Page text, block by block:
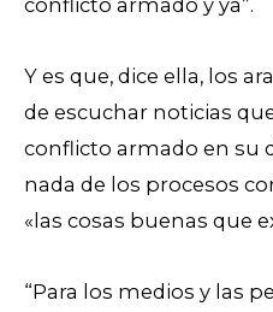
conflicto armado y ya”.
Y es que, dice ella, los
de escuchar noticias
conflicto armado en su
nada de los procesos
«las cosas buenas que
“Para los medios y las